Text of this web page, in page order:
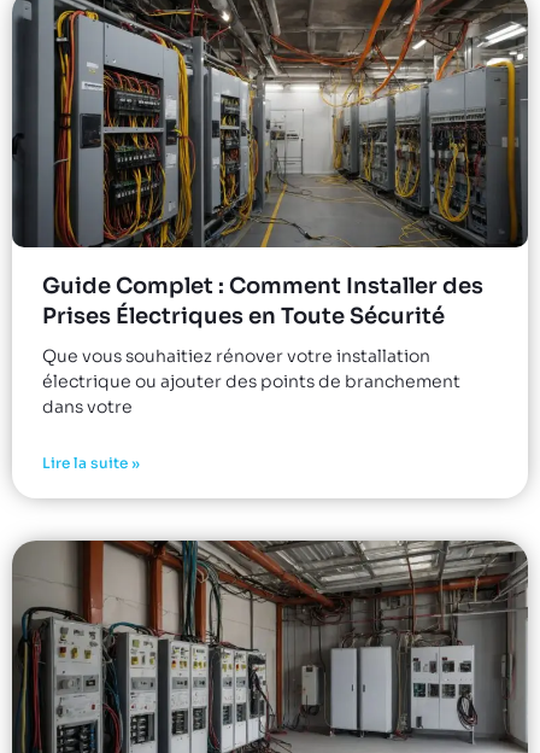
Guide Complet : Comment Installer des
Prises Électriques en Toute Sécurité
Que vous souhaitiez rénover votre installation
électrique ou ajouter des points de branchement
dans votre
Lire la suite »